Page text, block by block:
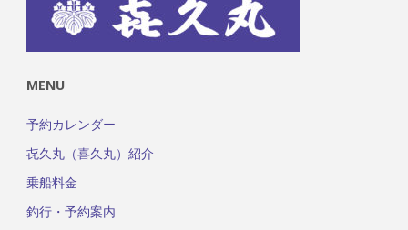
MENU
予約カレンダー
㐂久丸（喜久丸）紹介
乗船料金
釣行・予約案内